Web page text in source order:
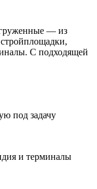
— из
С подходящей
под задачу
и терминалы